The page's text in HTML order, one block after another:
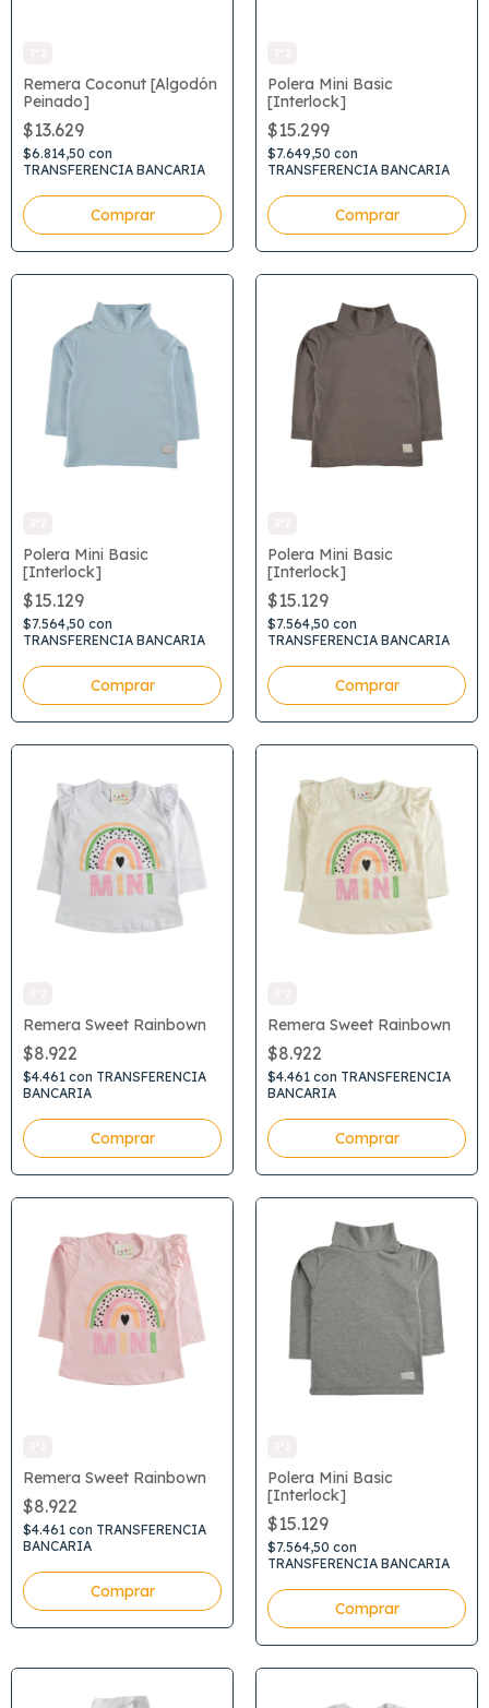
Remera Coconut [Algodón
Peinado]
$13.629
$6.814,50 con
TRANSFERENCIA BANCARIA
Comprar
Polera Mini Basic
[Interlock]
$15.299
$7.649,50 con
TRANSFERENCIA BANCARIA
Comprar
Polera Mini Basic
[Interlock]
$15.129
$7.564,50 con
TRANSFERENCIA BANCARIA
Comprar
Polera Mini Basic
[Interlock]
$15.129
$7.564,50 con
TRANSFERENCIA BANCARIA
Comprar
Remera Sweet Rainbown
$8.922
$4.461 con TRANSFERENCIA
BANCARIA
Comprar
Remera Sweet Rainbown
$8.922
$4.461 con TRANSFERENCIA
BANCARIA
Comprar
Remera Sweet Rainbown
$8.922
$4.461 con TRANSFERENCIA
BANCARIA
Comprar
Polera Mini Basic
[Interlock]
$15.129
$7.564,50 con
TRANSFERENCIA BANCARIA
Comprar